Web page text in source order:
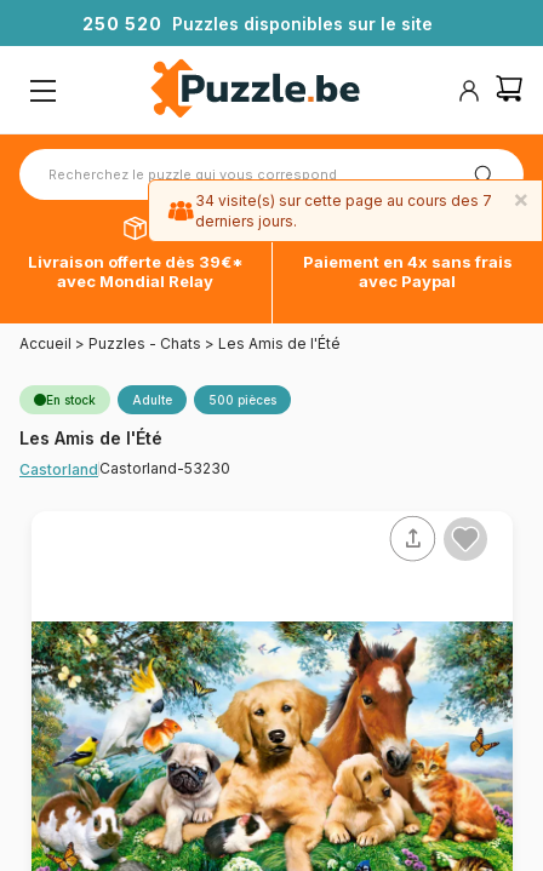
250 520 Puzzles disponibles sur le site
Livraison offerte dès 39€*
avec Mondial Relay
Paiement en 4x sans frais
avec Paypal
Accueil > Puzzles - Chats > Les Amis de l'Été
En stock Adulte 500 pièces
Les Amis de l'Été
Castorland Castorland-53230
×
34 visite(s) sur cette page au cours des 7
derniers jours.